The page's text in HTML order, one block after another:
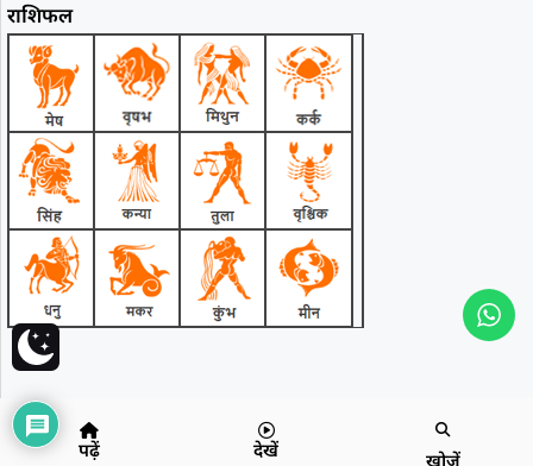
राशिफल
पढ़ें देखें खोजें